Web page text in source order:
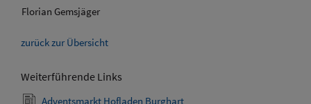
Florian Gemsjäger
zurück zur Übersicht
Weiterführende Links
Adventsmarkt Hofladen Burghart